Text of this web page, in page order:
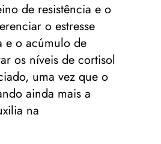
de resistência e o
o estresse
e o acúmulo de
os níveis de cortisol
uma vez que o
ainda mais a
na